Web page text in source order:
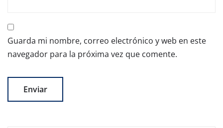
Guarda mi nombre, correo electrónico y web en este
navegador para la próxima vez que comente.